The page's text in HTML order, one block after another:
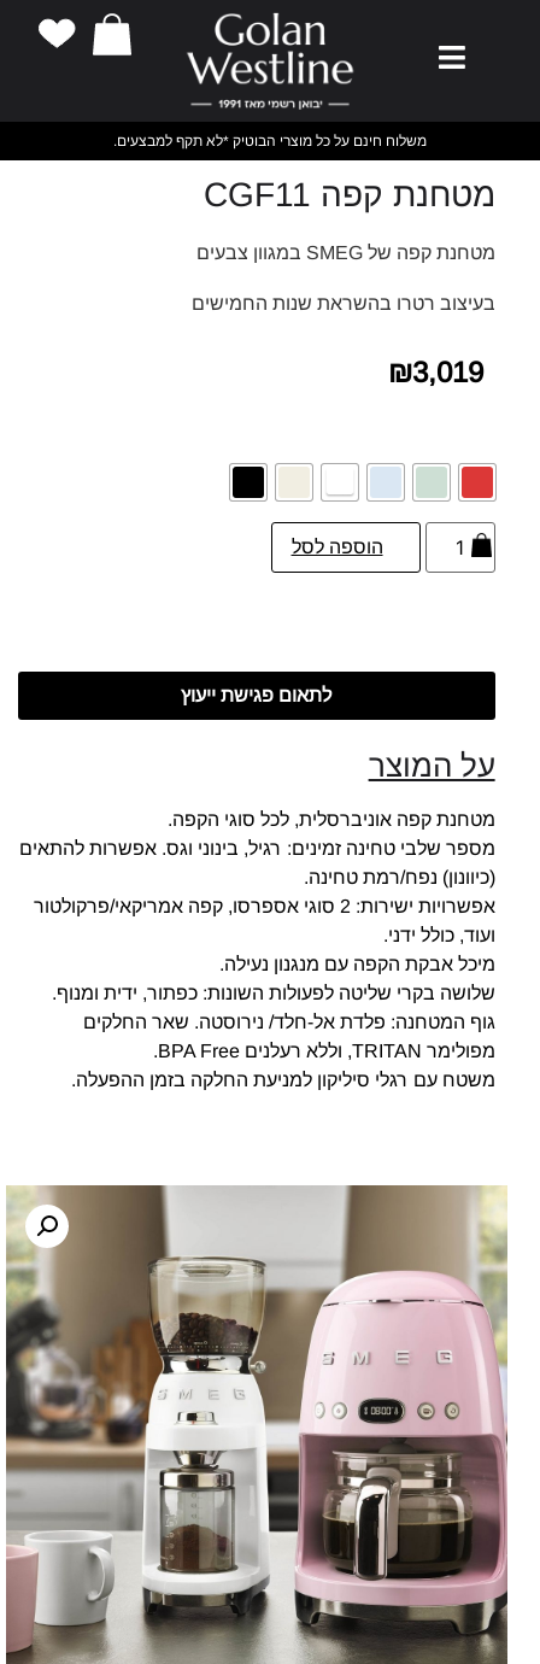
משלוח חינם על כל מוצרי הבוטיק *לא תקף למבצעים.
מטחנת קפה CGF11
מטחנת קפה של SMEG במגוון צבעים
בעיצוב רטרו בהשראת שנות החמישים
₪3,019
הוספה לסל
לתאום פגישת ייעוץ
על המוצר
מטחנת קפה אוניברסלית, לכל סוגי הקפה.
מספר שלבי טחינה זמינים: רגיל, בינוני וגס. אפשרות להתאים
(כיוונון) נפח/רמת טחינה.
אפשרויות ישירות: 2 סוגי אספרסו, קפה אמריקאי/פרקולטור
ועוד, כולל ידני.
מיכל אבקת הקפה עם מנגנון נעילה.
שלושה בקרי שליטה לפעולות השונות: כפתור, ידית ומנוף.
גוף המטחנה: פלדת אל-חלד/ נירוסטה. שאר החלקים
מפולימר TRITAN, וללא רעלנים BPA Free.
משטח עם רגלי סיליקון למניעת החלקה בזמן ההפעלה.